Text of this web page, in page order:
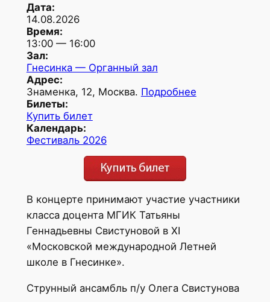
Дата:
14.08.2026
Время:
13:00— 16:00
Зал:
Гнесинка — Органный зал
Адрес:
Знаменка, 12, Москва. Подробнее
Билеты:
Купить билет
Календарь:
Фестиваль 2026
В концерте принимают участие участники
класса доцента МГИК Татьяны
Геннадьевны Свистуновой в ХI
«Московской международной Летней
школе в Гнесинке».
Струнный ансамбль п/у Олега Свистунова